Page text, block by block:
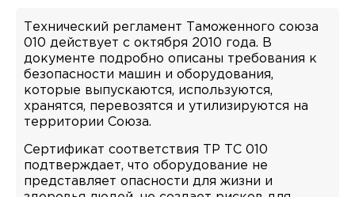
Технический регламент Таможенного союза
010 действует с октября 2010 года. В
документе подробно описаны требования к
безопасности машин и оборудования,
которые выпускаются, используются,
хранятся, перевозятся и утилизируются на
территории Союза.
Сертификат соответствия ТР ТС 010
подтверждает, что оборудование не
представляет опасности для жизни и